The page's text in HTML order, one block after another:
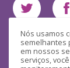
Nós usamos
semelhantes
em nossos
serviços,